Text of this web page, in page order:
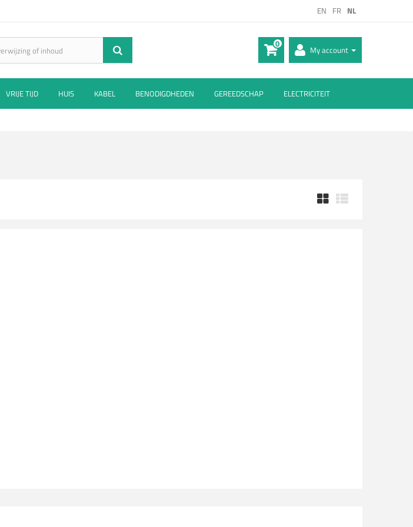
EN FR NL
My account
0
VRIJE TIJD HUIS KABEL BENODIGDHEDEN GEREEDSCHAP ELECTRICITEIT